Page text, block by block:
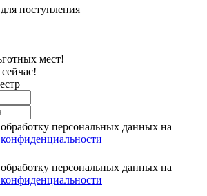
поступления
мест!
персональных данных на
персональных данных на